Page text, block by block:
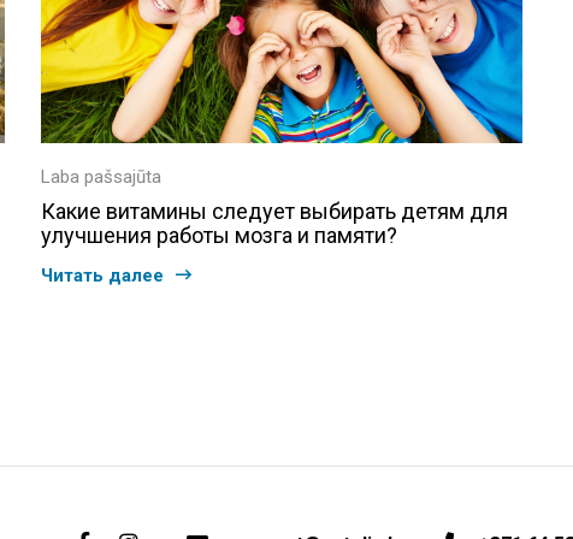
Laba pašsajūta
Какие витамины следует выбирать детям для
улучшения работы мозга и памяти?
Читать далее